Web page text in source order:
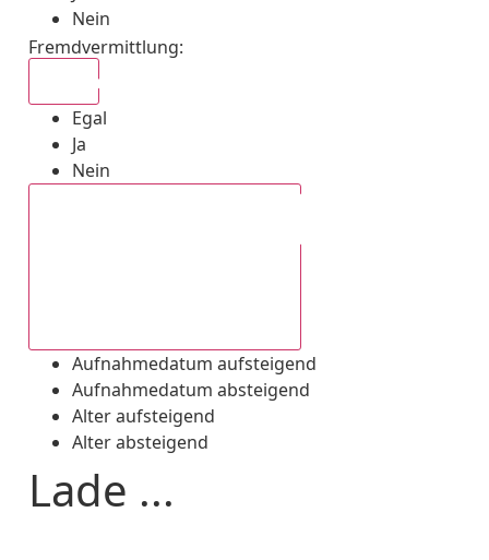
Nein
Fremdvermittlung:
Egal
Ja
Nein
Aufnahmedatum aufsteigend
Aufnahmedatum absteigend
Alter aufsteigend
Alter absteigend
Lade ...